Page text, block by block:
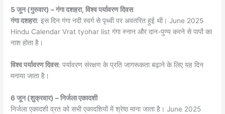
5 जून (गुरुवार) – गंगा दशहरा, विश्व पर्यावरण दिवस
गंगा दशहरा: इस दिन गंगा नदी स्वर्ग से पृथ्वी पर अवतरित हुई थी। June 2025
Hindu Calendar Vrat tyohar list गंगा स्नान और दान-पुण्य करने से पापों का
नाश होता है।
विश्व पर्यावरण दिवस: पर्यावरण संरक्षण के प्रति जागरूकता बढ़ाने के लिए यह दिन
मनाया जाता है।
6 जून (शुक्रवार) – निर्जला एकादशी
निर्जला एकादशी व्रत को सभी एकादशियों में श्रेष्ठ माना जाता है। June 2025